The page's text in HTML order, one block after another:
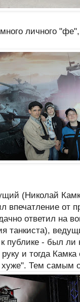
личного
(Николай
впечатление от
ответил на
публике - был
и тогда
хуже". Тем самым